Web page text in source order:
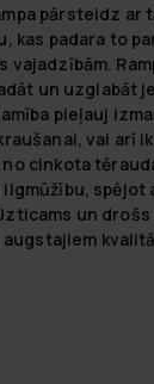
pārsteidz ar
kas padara to
vajadzībām.
un uzglabāt
pieļauj
vai arī
cinkota
un